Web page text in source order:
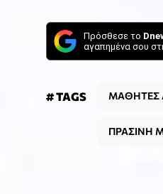
Πρόσθεσε το
αγαπημένα σου
# TAGS ΜΑΘΗΤΕΣ
ΠΡΑΣΙΝΗ